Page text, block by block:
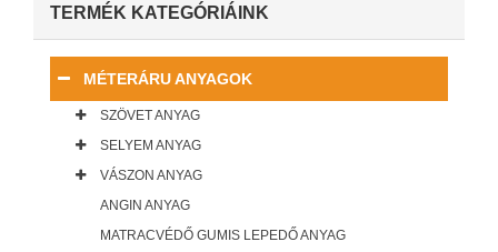
TERMÉK KATEGÓRIÁINK
MÉTERÁRU ANYAGOK
SZÖVET ANYAG
SELYEM ANYAG
VÁSZON ANYAG
ANGIN ANYAG
MATRACVÉDŐ GUMIS LEPEDŐ ANYAG